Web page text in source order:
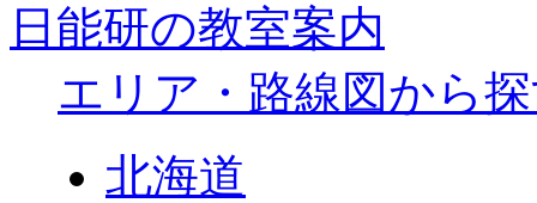
日能研の教室案内
エリア・路線図から
北海道